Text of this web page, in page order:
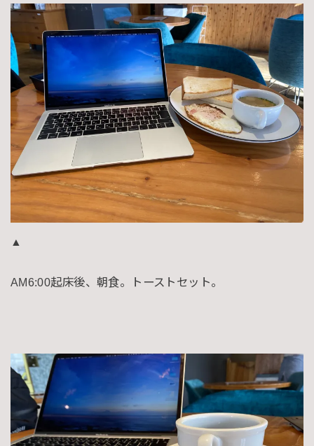
▲
AM6:00起床後、朝食。トーストセット。